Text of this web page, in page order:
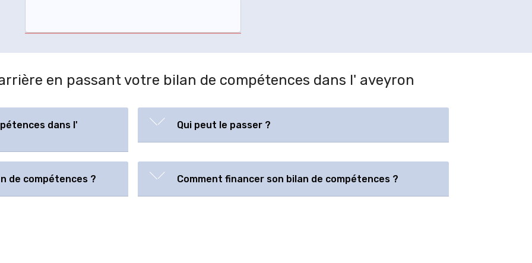
en passant votre bilan de compétences dans l' aveyron
dans l' Qui peut le passer ?
de compétences ? Comment financer son bilan de compétences ?